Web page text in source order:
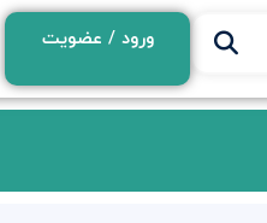
ورود / عضویت